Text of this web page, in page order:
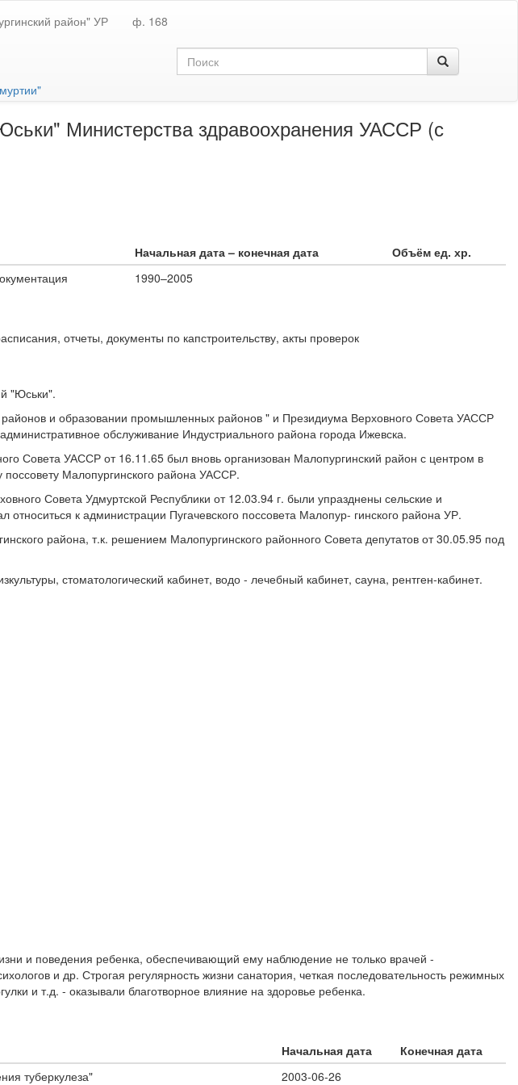
район" УР ф. 168
Министерства здравоохранения УАССР (с
Начальная дата – конечная дата
Объём ед. хр.
1990–2005
отчеты, документы по капстроительству, акты проверок
"Юськи".
и образовании промышленных районов " и Президиума Верховного Совета УАССР
обслуживание Индустриального района города Ижевска.
Совета УАССР от 16.11.65 был вновь организован Малопургинский район с центром в
поссовету Малопургинского района УАССР.
Совета Удмуртской Республики от 12.03.94 г. были упразднены сельские и
к администрации Пугачевского поссовета Малопур- гинского района УР.
района, т.к. решением Малопургинского районного Совета депутатов от 30.05.95 под
стоматологический кабинет, водо - лечебный кабинет, сауна, рентген-кабинет.
и поведения ребенка, обеспечивающий ему наблюдение не только врачей -
и др. Строгая регулярность жизни санатория, четкая последовательность режимных
и т.д. - оказывали благотворное влияние на здоровье ребенка.
Начальная дата
Конечная дата
туберкулеза"
2003-06-26